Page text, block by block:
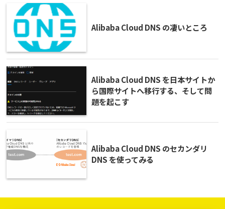
Alibaba Cloud DNS の凄いところ
Alibaba Cloud DNS を日本サイトか
ら国際サイトへ移行する、そして問
題を起こす
Alibaba Cloud DNS のセカンダリ
DNS を使ってみる